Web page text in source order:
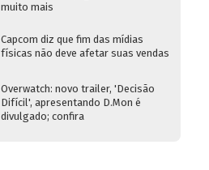
muito mais
Capcom diz que fim das mídias
físicas não deve afetar suas vendas
Overwatch: novo trailer, 'Decisão
Difícil', apresentando D.Mon é
divulgado; confira